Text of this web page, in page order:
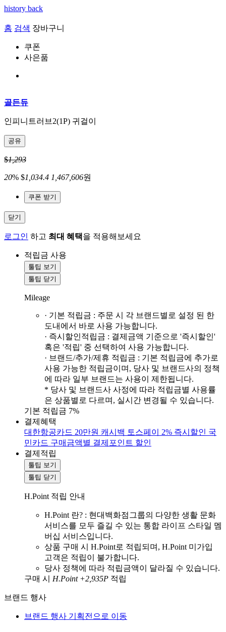
history back
홈 검색 장바구니
쿠폰
사은품
골든듀
인피니트러브2(1P) 귀걸이
공유
$1,293
20% $1,034.4 1,467,606원
쿠폰 받기
닫기
로그인 하고 최대 혜택을 적용해보세요
적립금 사용
툴팁 보기
툴팁 닫기
Mileage
· 기본 적립금 : 주문 시 각 브랜드별로 설정 된 한
도내에서 바로 사용 가능합니다.
· 즉시할인적립금 : 결제금액 기준으로 '즉시할인'
혹은 '적립' 중 선택하여 사용 가능합니다.
· 브랜드/추가/제휴 적립금 : 기본 적립금에 추가로
사용 가능한 적립금이며, 당사 및 브랜드사의 정책
에 따라 일부 브랜드는 사용이 제한됩니다.
* 당사 및 브랜드사 사정에 따라 적립금별 사용률
은 상품별로 다르며, 실시간 변경될 수 있습니다.
기본 적립금 7%
결제혜택
대한항공카드 20만원 캐시백 토스페이 2% 즉시할인 국
민카드 구매금액별 결제포인트 할인
결제적립
툴팁 보기
툴팁 닫기
H.Point 적립 안내
H.Point 란? : 현대백화점그룹의 다양한 생활 문화
서비스를 모두 즐길 수 있는 통합 라이프 스타일 멤
버십 서비스입니다.
상품 구매 시 H.Point로 적립되며, H.Point 미가입
고객은 적립이 불가합니다.
당사 정책에 따라 적립금액이 달라질 수 있습니다.
구매 시 H.Point +2,935P 적립
브랜드 행사
브랜드 행사 기획전으로 이동